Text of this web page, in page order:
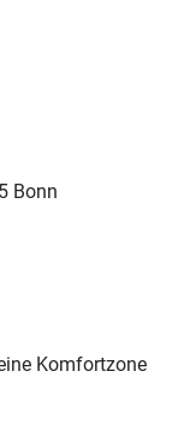
Bonn
Komfortzone